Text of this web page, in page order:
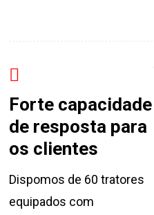
Forte capacidade
de resposta para
os clientes
Dispomos de 60 tratores
equipados com